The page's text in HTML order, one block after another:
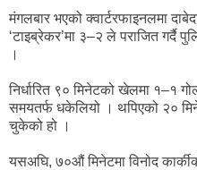
मंगलबार भएको क्वार्टरफाइनलमा
‘टाइब्रेकर’मा ३–२ ले पराजित गर्दै
।
निर्धारित ९० मिनेटको खेलमा १–१
समयतर्फ धकेलियो । थपिएको २०
चुकेको हो ।
यसअघि, ७०औं मिनेटमा विनोद